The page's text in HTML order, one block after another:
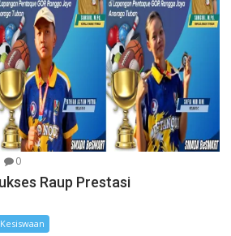
0
Raup Prestasi
Kesiswaan